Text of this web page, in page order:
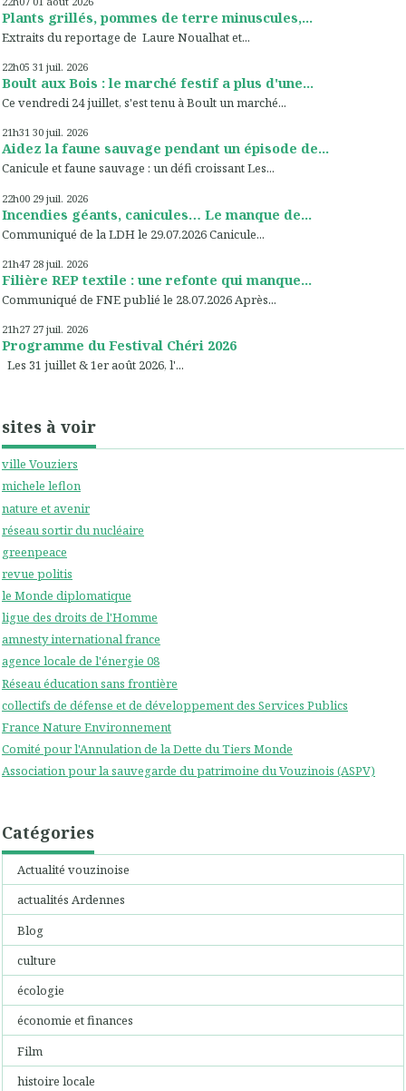
Plants grillés, pommes de terre minuscules,...
Extraits du reportage de Laure Noualhat et...
22h05 31 juil. 2026
Boult aux Bois : le marché festif a plus d'une...
Ce vendredi 24 juillet, s'est tenu à Boult un marché...
21h31 30 juil. 2026
Aidez la faune sauvage pendant un épisode de...
Canicule et faune sauvage : un défi croissant Les...
22h00 29 juil. 2026
Incendies géants, canicules… Le manque de...
Communiqué de la LDH le 29.07.2026 Canicule...
21h47 28 juil. 2026
Filière REP textile : une refonte qui manque...
Communiqué de FNE publié le 28.07.2026 Après...
21h27 27 juil. 2026
Programme du Festival Chéri 2026
Les 31 juillet & 1er août 2026, l'...
sites à voir
ville Vouziers
michele leflon
nature et avenir
réseau sortir du nucléaire
greenpeace
revue politis
le Monde diplomatique
ligue des droits de l'Homme
amnesty international france
agence locale de l'énergie 08
Réseau éducation sans frontière
collectifs de défense et de développement des Services Publics
France Nature Environnement
Comité pour l'Annulation de la Dette du Tiers Monde
Association pour la sauvegarde du patrimoine du Vouzinois (ASPV)
Catégories
Actualité vouzinoise
actualités Ardennes
Blog
culture
écologie
économie et finances
Film
histoire locale